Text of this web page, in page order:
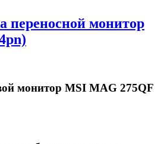
переносной монитор
монитор MSI MAG 275QF